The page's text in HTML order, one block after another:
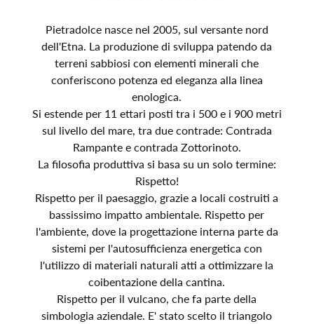
Pietradolce nasce nel 2005, sul versante nord
dell'Etna. La produzione di sviluppa patendo da
terreni sabbiosi con elementi minerali che
conferiscono potenza ed eleganza alla linea
enologica.
Si estende per 11 ettari posti tra i 500 e i 900 metri
sul livello del mare, tra due contrade: Contrada
Rampante e contrada Zottorinoto.
La filosofia produttiva si basa su un solo termine:
Rispetto!
Rispetto per il paesaggio, grazie a locali costruiti a
bassissimo impatto ambientale. Rispetto per
l'ambiente, dove la progettazione interna parte da
sistemi per l'autosufficienza energetica con
l'utilizzo di materiali naturali atti a ottimizzare la
coibentazione della cantina.
Rispetto per il vulcano, che fa parte della
simbologia aziendale. E' stato scelto il triangolo